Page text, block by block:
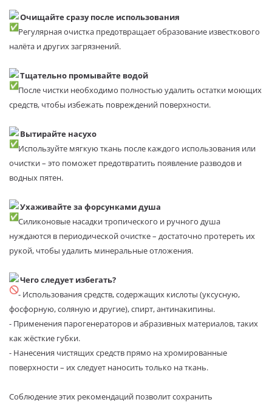
Очищайте сразу после использования
Регулярная очистка предотвращает образование известкового
налёта и других загрязнений.
Тщательно промывайте водой
После чистки необходимо полностью удалить остатки моющих
средств, чтобы избежать повреждений поверхности.
Вытирайте насухо
Используйте мягкую ткань после каждого использования или
очистки – это поможет предотвратить появление разводов и
водных пятен.
Ухаживайте за форсунками душа
Силиконовые насадки тропического и ручного душа
нуждаются в периодической очистке – достаточно протереть их
рукой, чтобы удалить минеральные отложения.
Чего следует избегать?
- Использования средств, содержащих кислоты (уксусную,
фосфорную, соляную и другие), спирт, антинакипины.
- Применения парогенераторов и абразивных материалов, таких
как жёсткие губки.
- Нанесения чистящих средств прямо на хромированные
поверхности – их следует наносить только на ткань.
Соблюдение этих рекомендаций позволит сохранить